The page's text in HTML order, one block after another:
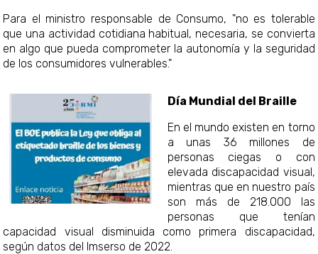
Para el ministro responsable de Consumo, "no es tolerable
que una actividad cotidiana habitual, necesaria, se convierta
en algo que pueda comprometer la autonomía y la seguridad
de los consumidores vulnerables."
Día Mundial del Braille
En el mundo existen en torno
a unas 36 millones de
personas ciegas o con
elevada discapacidad visual,
mientras que en nuestro país
son más de 218.000 las
personas que tenían
capacidad visual disminuida como primera discapacidad,
según datos del Imserso de 2022.